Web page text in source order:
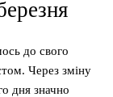
до свого
Через зміну
дня значно